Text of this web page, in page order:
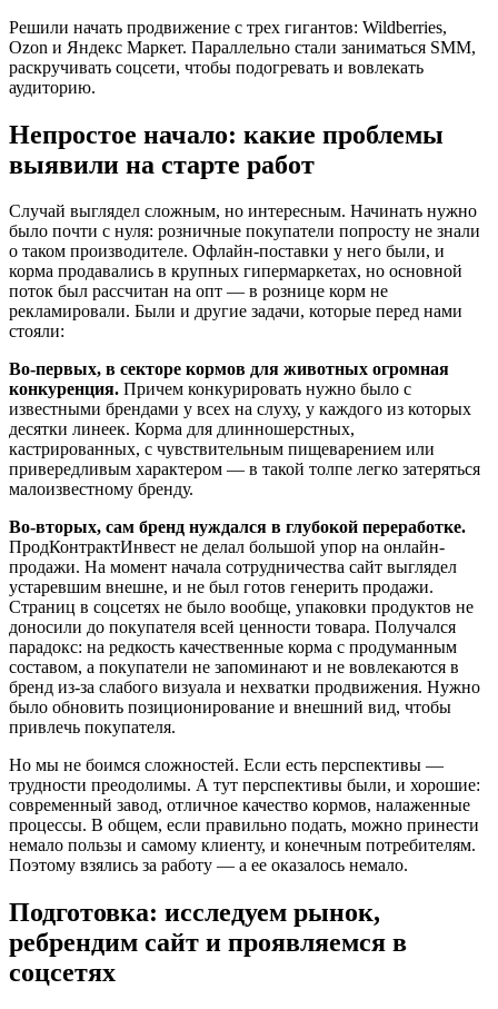
Решили начать продвижение с трех гигантов: Wildberries,
Ozon и Яндекс Маркет. Параллельно стали заниматься SMM,
раскручивать соцсети, чтобы подогревать и вовлекать
аудиторию.
Непростое начало: какие проблемы
выявили на старте работ
Случай выглядел сложным, но интересным. Начинать нужно
было почти с нуля: розничные покупатели попросту не знали
о таком производителе. Офлайн-поставки у него были, и
корма продавались в крупных гипермаркетах, но основной
поток был рассчитан на опт — в рознице корм не
рекламировали. Были и другие задачи, которые перед нами
стояли:
Во-первых, в секторе кормов для животных огромная
конкуренция. Причем конкурировать нужно было с
известными брендами у всех на слуху, у каждого из которых
десятки линеек. Корма для длинношерстных,
кастрированных, с чувствительным пищеварением или
привередливым характером — в такой толпе легко затеряться
малоизвестному бренду.
Во-вторых, сам бренд нуждался в глубокой переработке.
ПродКонтрактИнвест не делал большой упор на онлайн-
продажи. На момент начала сотрудничества сайт выглядел
устаревшим внешне, и не был готов генерить продажи.
Страниц в соцсетях не было вообще, упаковки продуктов не
доносили до покупателя всей ценности товара. Получался
парадокс: на редкость качественные корма с продуманным
составом, а покупатели не запоминают и не вовлекаются в
бренд из-за слабого визуала и нехватки продвижения. Нужно
было обновить позиционирование и внешний вид, чтобы
привлечь покупателя.
Но мы не боимся сложностей. Если есть перспективы —
трудности преодолимы. А тут перспективы были, и хорошие:
современный завод, отличное качество кормов, налаженные
процессы. В общем, если правильно подать, можно принести
немало пользы и самому клиенту, и конечным потребителям.
Поэтому взялись за работу — а ее оказалось немало.
Подготовка: исследуем рынок,
ребрендим сайт и проявляемся в
соцсетях